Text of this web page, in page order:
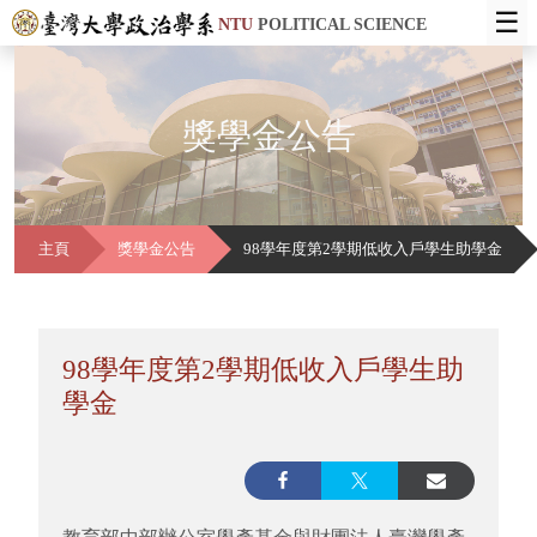
NTUPOLITICAL SCIENCE ☰
獎學金公告
主頁 獎學金公告 98學年度第2學期低收入戶學生助學金
98學年度第2學期低收入戶學生助
學金